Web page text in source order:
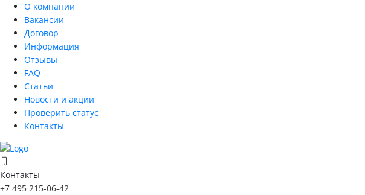
О компании
Вакансии
Договор
Информация
Отзывы
FAQ
Статьи
Новости и акции
Проверить статус
Контакты
Контакты
+7 495 215-06-42